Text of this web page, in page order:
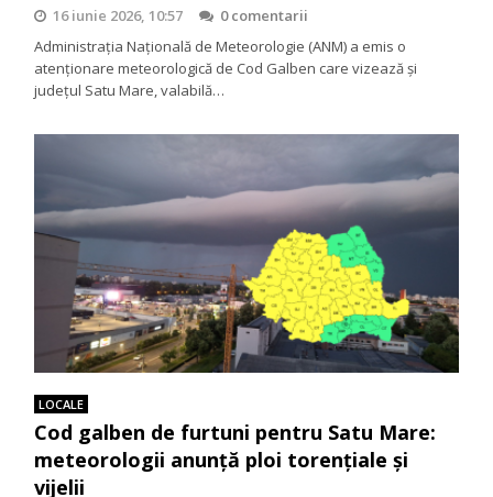
16 iunie 2026, 10:57
0 comentarii
Administrația Națională de Meteorologie (ANM) a emis o
atenționare meteorologică de Cod Galben care vizează și
județul Satu Mare, valabilă…
LOCALE
Cod galben de furtuni pentru Satu Mare:
meteorologii anunță ploi torențiale și
vijelii